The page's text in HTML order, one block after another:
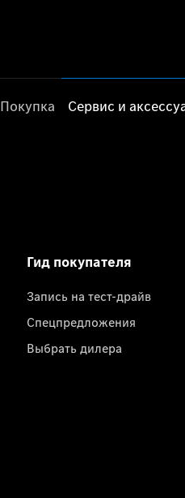
Покупка Сервис и
Гид покупателя
Запись на тест-драйв
Спецпредложения
Выбрать дилера